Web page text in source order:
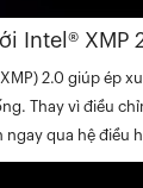
Intel® XMP
2.0 giúp ép
Thay vì điều
ngay qua hệ điều